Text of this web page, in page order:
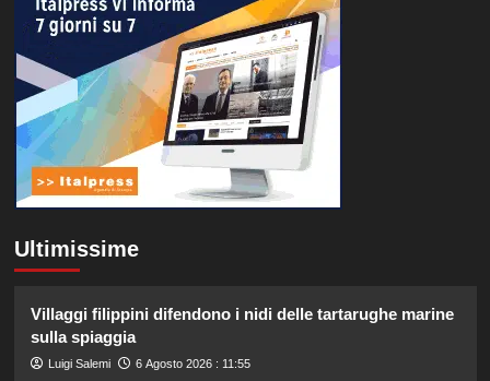
Ultimissime
Villaggi filippini difendono i nidi delle tartarughe marine
sulla spiaggia
Luigi Salemi 6 Agosto 2026 : 11:55